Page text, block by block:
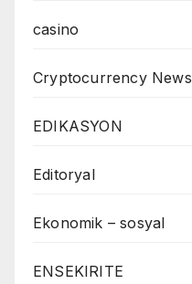
casino
Cryptocurrency News
EDIKASYON
Editoryal
Ekonomik – sosyal
ENSEKIRITE